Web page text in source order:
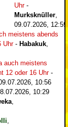
Uhr-
Murksknüller
09.07.2026, 12:59
meistens abends
Uhr- Habakuk
auch meistens
12 oder 16 Uhr-
10:56
10:29